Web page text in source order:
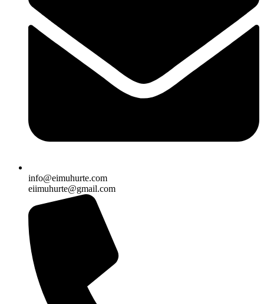
info@eimuhurte.com
eiimuhurte@gmail.com